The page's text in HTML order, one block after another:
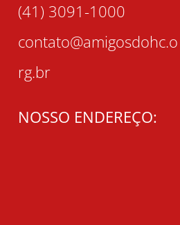
(41) 3091-1000
contato@amigosdohc.o
rg.br
NOSSO ENDEREÇO: